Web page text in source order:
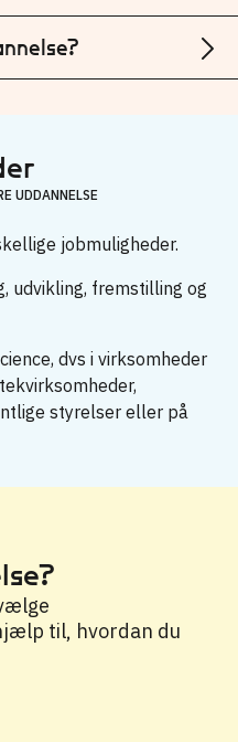
UDDANNELSE
jobmuligheder.
udvikling, fremstilling og
dvs i virksomheder
styrelser eller på
til, hvordan du